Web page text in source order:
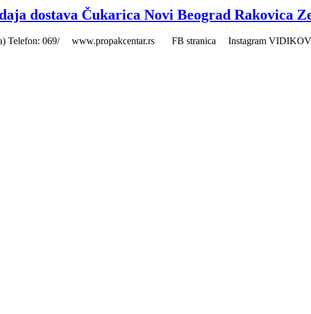
dostava Čukarica Novi Beograd Rakovica
Telefon: 069/ www.propakcentar.rs FB stranica Instagram